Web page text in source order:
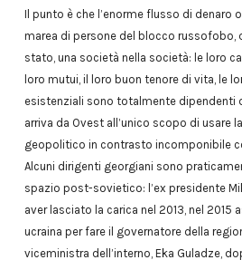
Il punto è che l’enorme flusso di denaro
marea di persone del blocco russofobo,
stato, una società nella società: le loro
loro mutui, il loro buon tenore di vita, le
esistenziali sono totalmente dipendenti
arriva da Ovest all’unico scopo di usare
geopolitico in contrasto incomponibile
Alcuni dirigenti georgiani sono
spazio post-sovietico: l’ex presidente
aver lasciato la carica nel 2013, nel 2015
ucraina per fare il governatore della
viceministra dell’interno, Eka Guladze,